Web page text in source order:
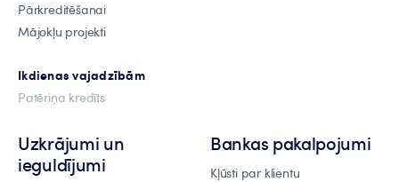
Pārkreditēšanai
Mājokļu projekti
Ikdienas vajadzībām
Patēriņa kredīts
Uzkrājumi un
ieguldījumi
Bankas pakalpojumi
Kļūsti par klientu